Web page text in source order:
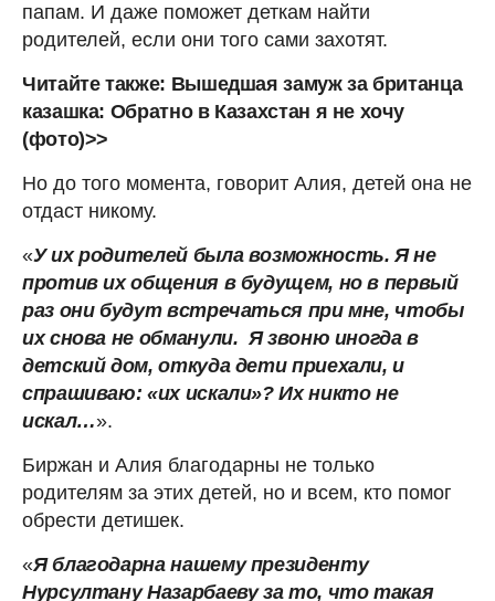
папам. И даже поможет деткам найти
родителей, если они того сами захотят.
Читайте также: Вышедшая замуж за британца
казашка: Обратно в Казахстан я не хочу
(фото)>>
Но до того момента, говорит Алия, детей она не
отдаст никому.
«У их родителей была возможность. Я не
против их общения в будущем, но в первый
раз они будут встречаться при мне, чтобы
их снова не обманули. Я звоню иногда в
детский дом, откуда дети приехали, и
спрашиваю: «их искали»? Их никто не
искал…».
Биржан и Алия благодарны не только
родителям за этих детей, но и всем, кто помог
обрести детишек.
«Я благодарна нашему президенту
Нурсултану Назарбаеву за то, что такая